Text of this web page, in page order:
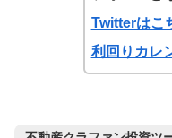
Twitterはこ
利回りカレ